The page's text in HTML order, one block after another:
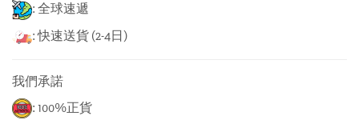
: 全球速遞
: 快速送貨 (2-4日)
我們承諾
: 100%正貨